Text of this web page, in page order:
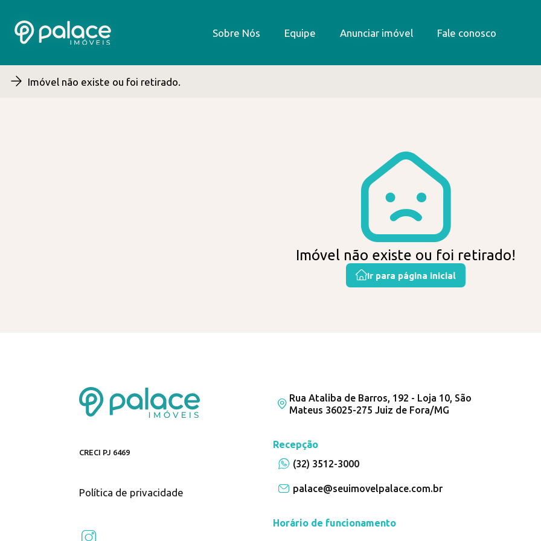
Sobre Nós Equipe Anunciar imóvel Fale conosco
Sobre Nós Equipe Anunciar imóvel Fale conosco
Imóvel não existe ou foi retirado.
Imóvel não existe ou foi retirado!
Ir para página inicial
CRECI PJ 6469
Política de privacidade
Rua Ataliba de Barros, 192 - Loja 10, São
Mateus 36025-275 Juiz de Fora/MG
Recepção
(32) 3512-3000
palace@seuimovelpalace.com.br
Horário de funcionamento